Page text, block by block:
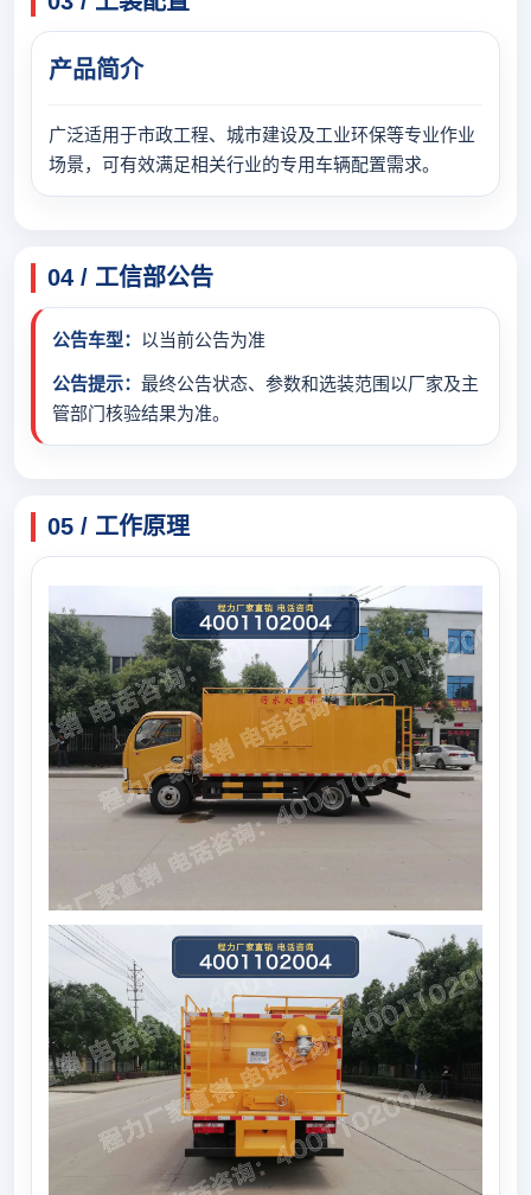
产品简介
广泛适用于市政工程、城市建设及工业环保等专业作业
场景，可有效满足相关行业的专用车辆配置需求。
04 / 工信部公告
公告车型： 以当前公告为准
公告提示： 最终公告状态、参数和选装范围以厂家及主
管部门核验结果为准。
05 / 工作原理